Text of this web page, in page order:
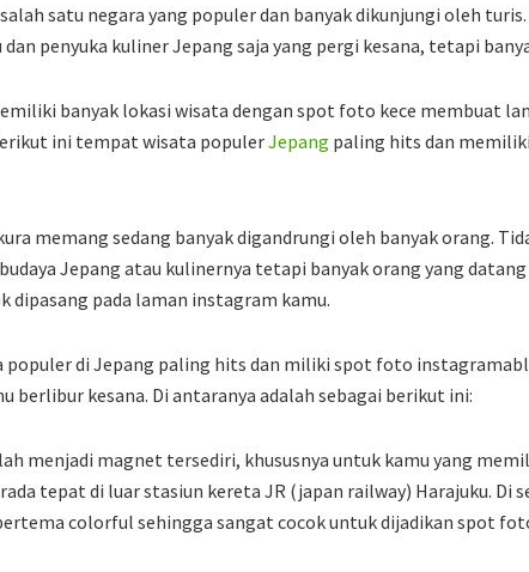
satu negara yang populer dan banyak dikunjungi oleh
penyuka kuliner Jepang saja yang pergi kesana, tetapi
banyak lokasi wisata dengan spot foto kece membuat
ini tempat wisata populerJepang paling hits dan
memang sedang banyak digandrungi oleh banyak orang.
Jepang atau kulinernya tetapi banyak orang yang
dipasang pada laman instagram kamu.
populer di Jepang paling hits dan miliki spot foto
berlibur kesana. Di antaranya adalah sebagai berikut ini:
menjadi magnet tersediri, khususnya untuk kamu yang
tepat di luar stasiun kereta JR (japan railway) Harajuku. Di
colorful sehingga sangat cocok untuk dijadikan spot